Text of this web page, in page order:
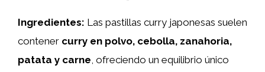
Ingredientes: Las pastillas curry japonesas suelen
contener curry en polvo, cebolla, zanahoria,
patata y carne, ofreciendo un equilibrio único